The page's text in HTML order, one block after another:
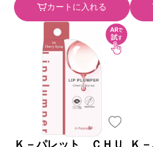
カートに入れる